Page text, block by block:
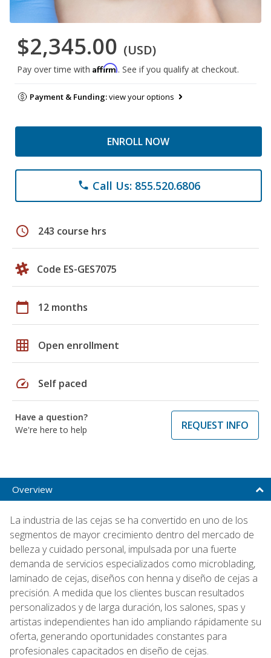
$2,345.00 (USD)
Pay over time with Affirm. See if you qualify at checkout.
Payment & Funding:view your options
ENROLL NOW
phone Call Us: 855.520.6806
schedule 243 course hrs
Code ES-GES7075
calendar_today 12 months
grid_on Open enrollment
speed Self paced
Have a question?
We're here to help
REQUEST INFO
Overview
La industria de las cejas se ha convertido en uno de los
segmentos de mayor crecimiento dentro del mercado de
belleza y cuidado personal, impulsada por una fuerte
demanda de servicios especializados como microblading,
laminado de cejas, diseños con henna y diseño de cejas a
precisión. A medida que los clientes buscan resultados
personalizados y de larga duración, los salones, spas y
artistas independientes han ido ampliando rápidamente su
oferta, generando oportunidades constantes para
profesionales capacitados en diseño de cejas.